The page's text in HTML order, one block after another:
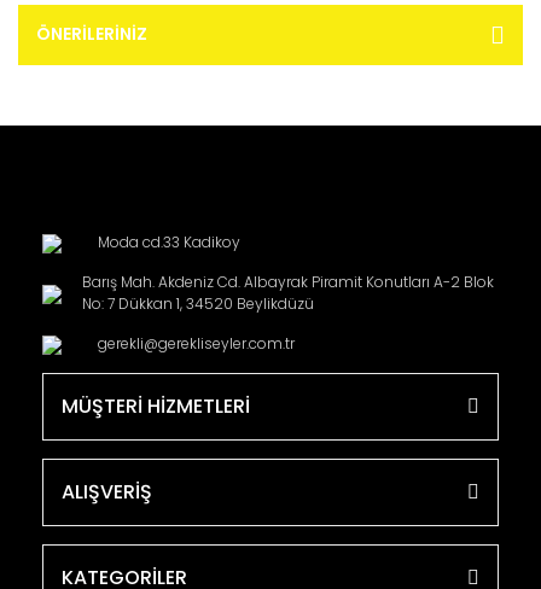
ÖNERILERINIZ
Moda cd.33 Kadikoy
Barış Mah. Akdeniz Cd. Albayrak Piramit Konutları A-2 Blok
No: 7 Dükkan 1, 34520 Beylikdüzü
gerekli@gerekliseyler.com.tr
MÜŞTERİ HİZMETLERİ
ALIŞVERİŞ
KATEGORİLER